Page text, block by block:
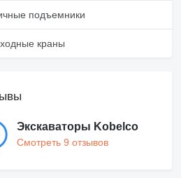
подъемники
краны
Экскаваторы Kobelco
Смотреть 9 отзывов